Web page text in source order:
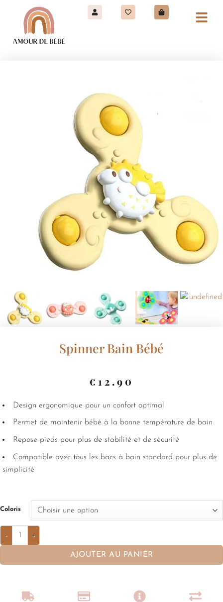
Spinner Bain Bébé
€ 12.90
Design ergonomique pour un confort optimal
Permet de maintenir bébé à la bonne température de bain
Repose-pieds pour plus de stabilité et de sécurité
Compatible avec tous les bacs à bain standard pour plus de
simplicité
Coloris
AJOUTER AU PANIER